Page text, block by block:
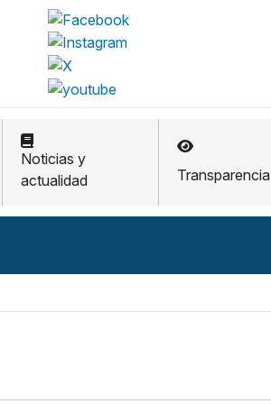
Noticias y
actualidad
Transparencia